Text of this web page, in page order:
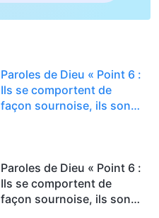
Paroles de Dieu « Point 6 :
Ils se comportent de
façon sournoise, ils sont
obligent les autres à leur
obéir » Section 5
Paroles de Dieu « Point 6 :
Ils se comportent de
façon sournoise, ils sont